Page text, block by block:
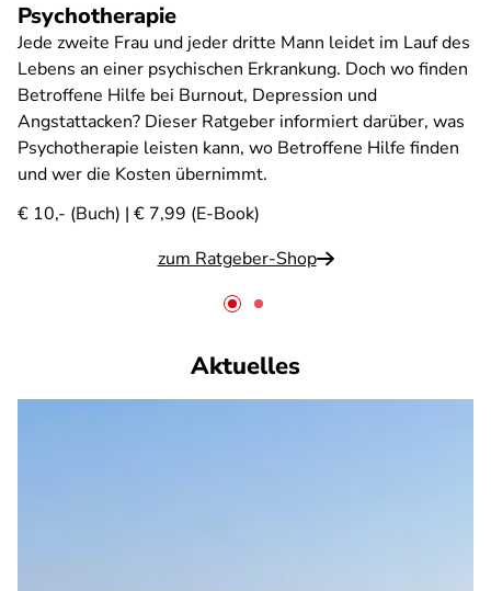
Psychotherapie
Jede zweite Frau und jeder dritte Mann leidet im Lauf des
Lebens an einer psychischen Erkrankung. Doch wo finden
Betroffene Hilfe bei Burnout, Depression und
Angstattacken? Dieser Ratgeber informiert darüber, was
Psychotherapie leisten kann, wo Betroffene Hilfe finden
und wer die Kosten übernimmt.
€ 10,- (Buch) | € 7,99 (E-Book)
zum Ratgeber-Shop
Aktuelles